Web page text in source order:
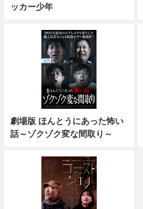
ッカー少年
劇場版 ほんとうにあった怖い
話～ゾクゾク変な間取り～